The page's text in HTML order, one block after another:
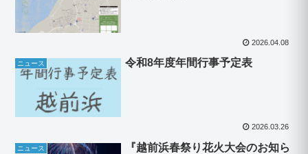
2026.04.08
ニュース 令和8年度年間行事予定表
2026.03.26
ニュース
『越前浜春祭り花火大会のお知ら